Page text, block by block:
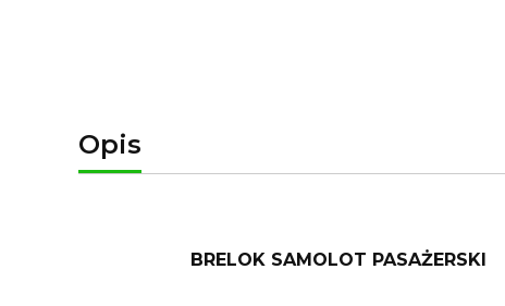
Opis
BRELOK SAMOLOT PASAŻERSKI